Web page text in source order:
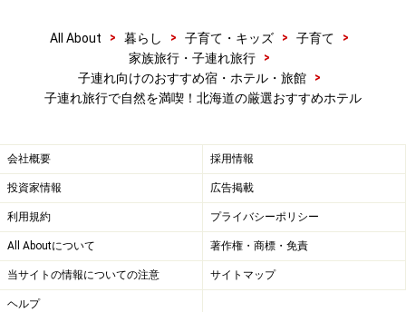
夏季はプールや日本最大級の遊園地で遊べるルスツリゾ
ート。スリルライドも盛りだくさんですが、子どもが遊
べる乗り物もたくさんあります。
カフェ＆キッズパーク「ルースとムースの森」
さらに2016年から遊園地内にカフェ＆キッズパーク「ル
ースとムースの森」がOPEN。ホワイトサンドの砂場や
安全玩具、知育玩具がいっぱいのキッズスペースが登
All About > 暮らし > 子育て・キッズ > 子育て
>
家族旅行・子連れ旅行
>
子連れ向けのおすすめ宿・ホテル・旅館
>
子連れ旅行で自然を満喫！北海道の厳選おすすめホテル
会社概要 採用情報
投資家情報 広告掲載
利用規約 プライバシーポリシー
All Aboutについて 著作権・商標・免責
当サイトの情報についての注意 サイトマップ
ヘルプ